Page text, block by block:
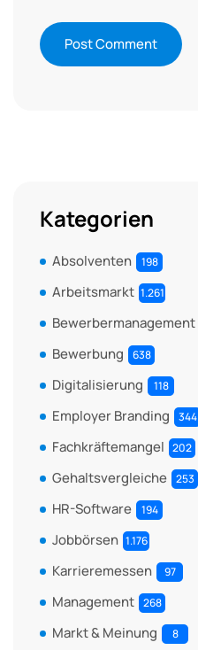
Kategorien
Absolventen 198
Arbeitsmarkt 1.261
Bewerbermanagement
Bewerbung 638
Digitalisierung 118
Employer Branding 344
Fachkräftemangel 202
Gehaltsvergleiche 253
HR-Software 194
Jobbörsen 1.176
Karrieremessen 97
Management 268
Markt & Meinung 8